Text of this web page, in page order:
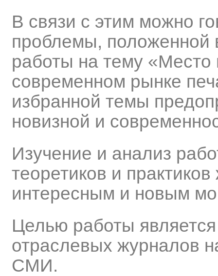
В связи с этим можно
проблемы, положенной
работы на тему
современном рынке
избранной темы
новизной и
Изучение и анализ
теоретиков и
интересным и новым
Целью работы
отраслевых журналов
СМИ.